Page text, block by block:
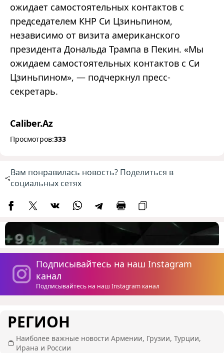
ожидает самостоятельных контактов с
председателем КНР Си Цзиньпином,
независимо от визита американского
президента Дональда Трампа в Пекин. «Мы
ожидаем самостоятельных контактов с Си
Цзиньпином», — подчеркнул пресс-
секретарь.
Caliber.Az
Просмотров:333
Вам понравилась новость? Поделиться в
социальных сетях
Подписывайтесь на наш Instagram
канал
Подписывайтесь на наш Instagram канал
РЕГИОН
Наиболее важные новости Армении, Грузии, Турции,
Ирана и России